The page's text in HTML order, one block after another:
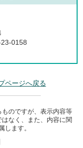
0158
ページへ戻る
のですが、表示内容等
なく、また、内容に関
します。